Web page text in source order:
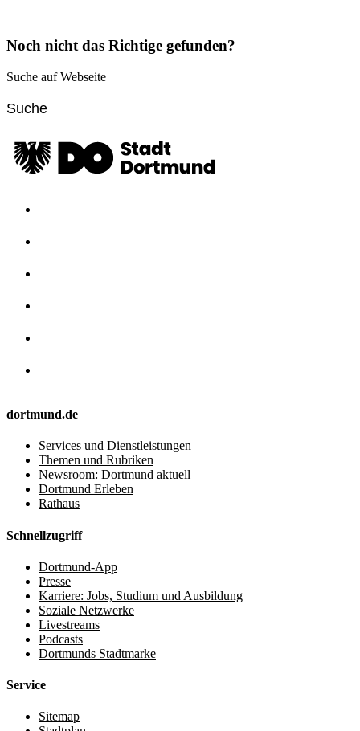
Noch nicht das Richtige gefunden?
Suche auf Webseite
dortmund.de
Services und Dienstleistungen
Themen und Rubriken
Newsroom: Dortmund aktuell
Dortmund Erleben
Rathaus
Schnellzugriff
Dortmund-App
Presse
Karriere: Jobs, Studium und Ausbildung
Soziale Netzwerke
Livestreams
Podcasts
Dortmunds Stadtmarke
Service
Sitemap